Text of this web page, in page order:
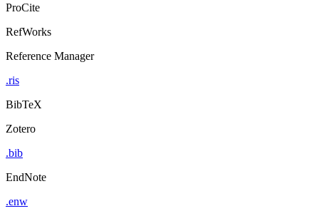
ProCite
RefWorks
Reference Manager
.ris
BibTeX
Zotero
.bib
EndNote
.enw